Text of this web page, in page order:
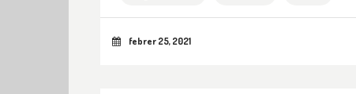
febrer 25, 2021